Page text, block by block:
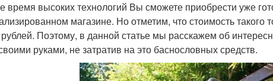
время высоких технологий Вы сможете приобрести уже
магазине. Но отметим, что стоимость такого
Поэтому, в данной статье мы расскажем об
руками, не затратив на это баснословных средств.